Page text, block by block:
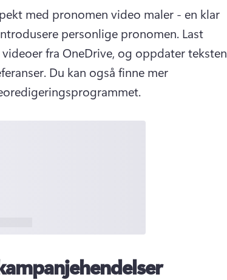
med pronomen video maler - en klar
personlige pronomen. Last
fra OneDrive, og oppdater teksten
Du kan også finne mer